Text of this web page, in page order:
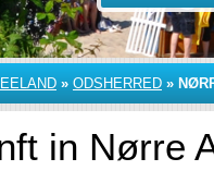
» ODSHERRED »
in Nørre